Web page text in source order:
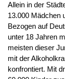
Allein in der
13.000 Mädchen
Bezogen auf
unter 18 Jahren
meisten dieser
mit der
konfrontiert. Mit